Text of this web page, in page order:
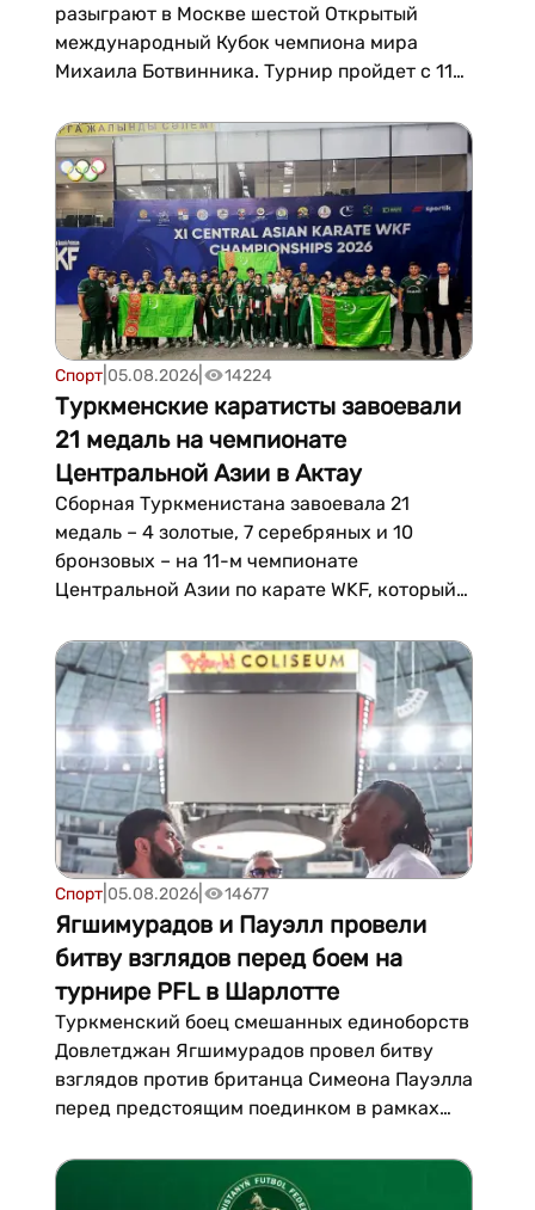
разыграют в Москве шестой Открытый
международный Кубок чемпиона мира
Михаила Ботвинника. Турнир пройдет с 11
шахматных федераций при поддержке
Межгосударственного фонда
гуманитарного сотрудничества государств
– участников СНГ (МФГС). Как сообщает п...
Спорт| 05.08.2026| 14224
Туркменские каратисты завоевали
21 медаль на чемпионате
Центральной Азии в Актау
Сборная Туркменистана завоевала 21
медаль – 4 золотые, 7 серебряных и 10
бронзовых – на 11-м чемпионате
Центральной Азии по карате WKF, который
сообщает электронная газета «Золотой
век», в соревнованиях приняли участие 421
спортсмен из Ирана, Казахстана,
Кыргызстана, Таджикистана, Туркменис...
Спорт| 05.08.2026| 14677
Ягшимурадов и Пауэлл провели
битву взглядов перед боем на
турнире PFL в Шарлотте
Туркменский боец смешанных единоборств
Довлетджан Ягшимурадов провел битву
взглядов против британца Симеона Пауэлла
перед предстоящим поединком в рамках
(PFL).Бой в полутяжелом весе состоится 7
августа в Шарлотте (штат Северная